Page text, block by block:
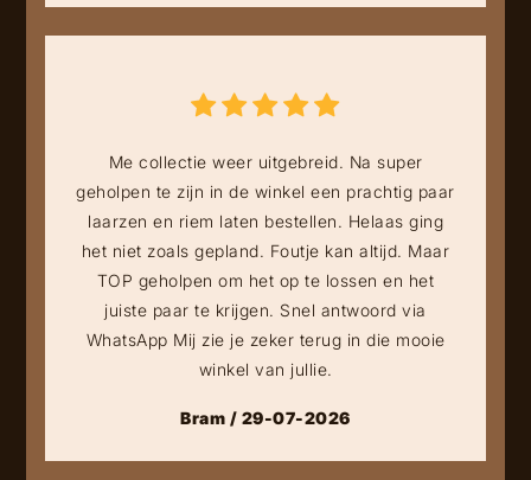
Me collectie weer uitgebreid. Na super
geholpen te zijn in de winkel een prachtig paar
laarzen en riem laten bestellen. Helaas ging
het niet zoals gepland. Foutje kan altijd. Maar
TOP geholpen om het op te lossen en het
juiste paar te krijgen. Snel antwoord via
WhatsApp Mij zie je zeker terug in die mooie
winkel van jullie.
Bram / 29-07-2026